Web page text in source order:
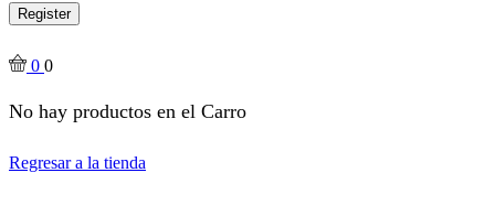
Register
0 0
No hay productos en el Carro
Regresar a la tienda